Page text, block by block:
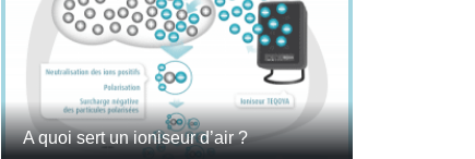
A quoi sert un ioniseur d’air ?